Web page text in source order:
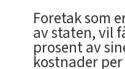
Foretak som
av staten, vil
prosent av
kostnader